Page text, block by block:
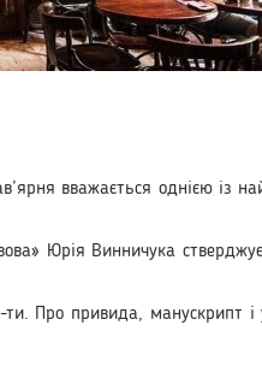
вважається однією із
Юрія Винничука
Про привида, манускрипт і